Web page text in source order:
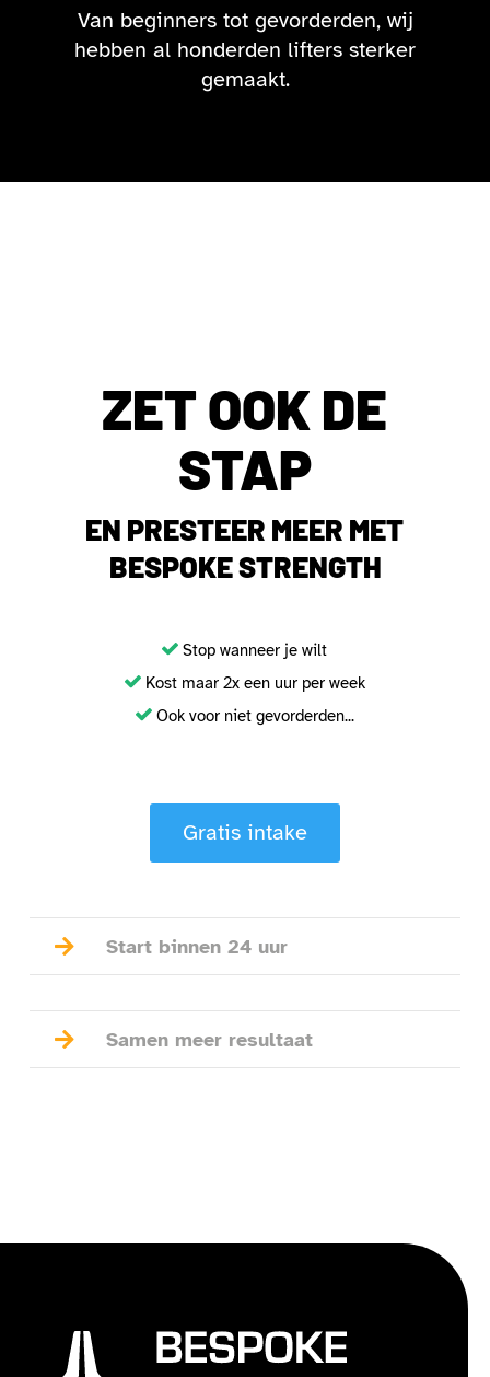
Van beginners tot gevorderden, wij
hebben al honderden lifters sterker
gemaakt.
ZET OOK DE
STAP
EN PRESTEER MEER MET
BESPOKE STRENGTH
Stop wanneer je wilt
Kost maar 2x een uur per week
Ook voor niet gevorderden...
Gratis intake
 Start binnen 24 uur
 Samen meer resultaat